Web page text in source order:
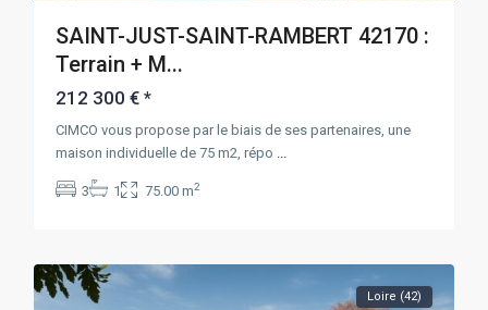
SAINT-JUST-SAINT-RAMBERT 42170 :
Terrain + M...
212 300 €*
CIMCO vous propose par le biais de ses partenaires, une
maison individuelle de 75 m2, répo
3 1 75.00 m2
Loire (42)